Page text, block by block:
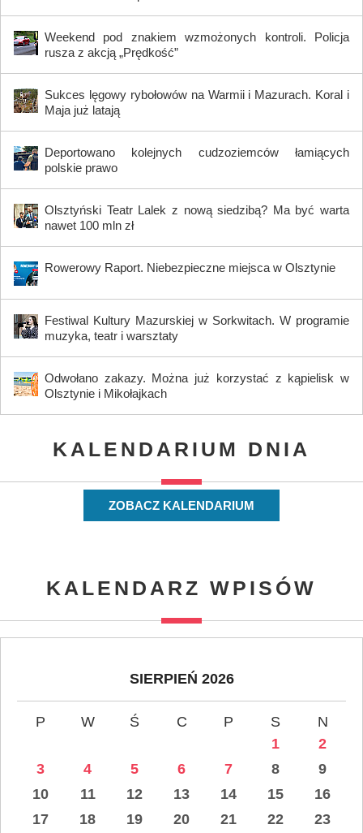
Weekend pod znakiem wzmożonych kontroli. Policja
rusza z akcją „Prędkość”
Sukces lęgowy rybołowów na Warmii i Mazurach. Koral i
Maja już latają
Deportowano kolejnych cudzoziemców łamiących
polskie prawo
Olsztyński Teatr Lalek z nową siedzibą? Ma być warta
nawet 100 mln zł
Rowerowy Raport. Niebezpieczne miejsca w Olsztynie
Festiwal Kultury Mazurskiej w Sorkwitach. W programie
muzyka, teatr i warsztaty
Odwołano zakazy. Można już korzystać z kąpielisk w
Olsztynie i Mikołajkach
KALENDARIUM DNIA
ZOBACZ KALENDARIUM
KALENDARZ WPISÓW
SIERPIEŃ 2026
P W Ś C P S
N
1
2
3
4 5 6 7 8
9
10
11 12 13 14 15
16
17
18 19 20 21 22
23